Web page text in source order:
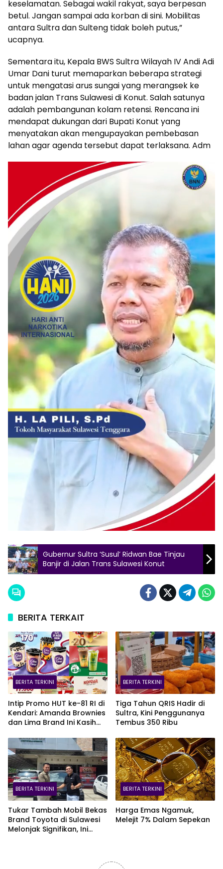
keselamatan. Sebagai wakil rakyat, saya berpesan
betul. Jangan sampai ada korban di sini. Mobilitas
antara Sultra dan Sulteng tidak boleh putus,”
ucapnya.
Sementara itu, Kepala BWS Sultra Wilayah IV Andi Adi
Umar Dani turut memaparkan beberapa strategi
untuk mengatasi arus sungai yang merangsek ke
badan jalan Trans Sulawesi di Konut. Salah satunya
adalah pembangunan kolam retensi. Rencana ini
mendapat dukungan dari Bupati Konut yang
menyatakan akan mengupayakan pembebasan
lahan agar agenda tersebut dapat terlaksana. Adm
Gubernur Sultra ‘Susul’ Ridwan Bae Tinjau
Banjir di Jalan Trans Sulawesi Konut
BERITA TERKAIT
BERITA TERKINI
Intip Promo HUT ke-81 RI di
Kendari: Amanda Brownies
dan Lima Brand Ini Kasih
BERITA TERKINI
Tiga Tahun QRIS Hadir di
Sultra, Kini Penggunanya
Tembus 350 Ribu
BERITA TERKINI
Tukar Tambah Mobil Bekas
Brand Toyota di Sulawesi
Melonjak Signifikan, Ini
BERITA TERKINI
Harga Emas Ngamuk,
Melejit 7% Dalam Sepekan